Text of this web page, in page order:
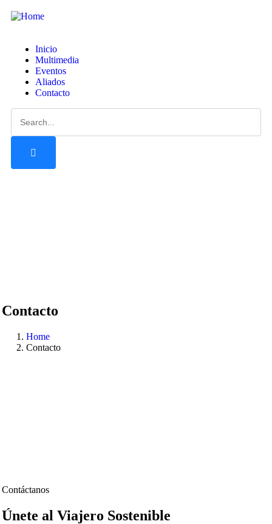
Inicio
Multimedia
Eventos
Aliados
Contacto
Contacto
Home
Contacto
Contáctanos
Únete al Viajero Sostenible